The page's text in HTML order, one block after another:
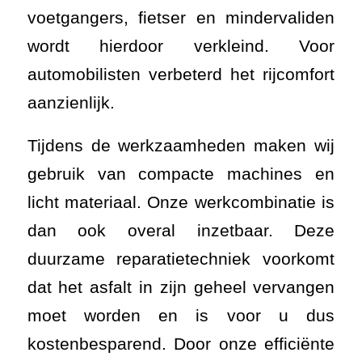
voetgangers, fietser en mindervaliden
wordt hierdoor verkleind. Voor
automobilisten verbeterd het rijcomfort
aanzienlijk.
Tijdens de werkzaamheden maken wij
gebruik van compacte machines en
licht materiaal. Onze werkcombinatie is
dan ook overal inzetbaar. Deze
duurzame reparatietechniek voorkomt
dat het asfalt in zijn geheel vervangen
moet worden en is voor u dus
kostenbesparend. Door onze efficiënte